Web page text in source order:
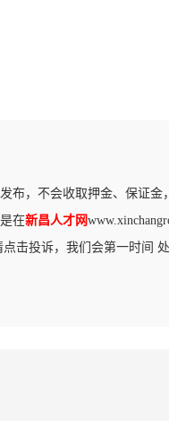
布，不会收取押金、保证金
在新昌人才网
击投诉，我们会第一时间